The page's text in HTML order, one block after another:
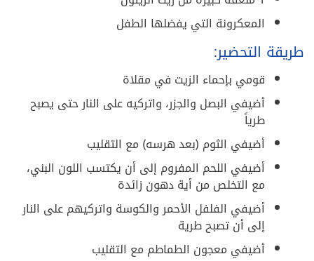
المعكرونة التي يفضلها الطفل
طريقة التحضير:
قومي بإحماء الزيت في مقلاة
أضيفي البصل والجزر، واتركيه على النار حتى يصبح
طرياً
أضيفي الثوم (بعد هرسه) مع التقليب
أضيفي اللحم المفروم إلى أن يكتسب اللون البني،
مع التخلص من أية دهون زائدة
أضيفي الفلفل الأحمر والكوسة واتركيهم على النار
إلى أن تصبح طرية
أضيفي معجون الطماطم مع التقليب